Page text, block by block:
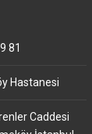
81
Hastanesi
Caddesi